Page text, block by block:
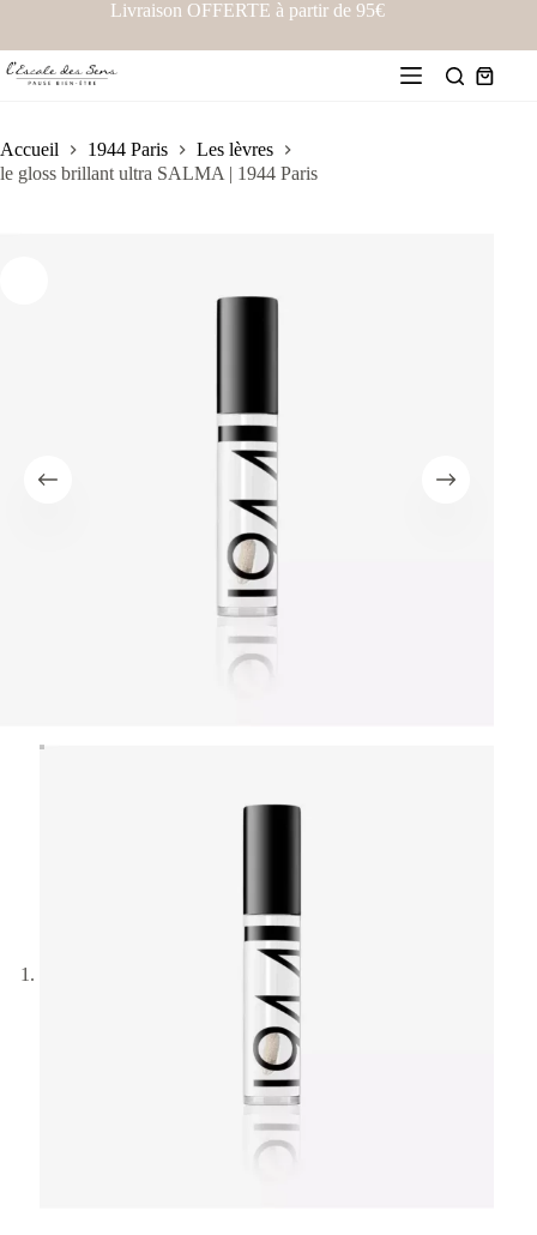
Livraison OFFERTE à partir de 95€
Accueil 1944 Paris
Les lèvres
le gloss brillant ultra SALMA | 1944 Paris